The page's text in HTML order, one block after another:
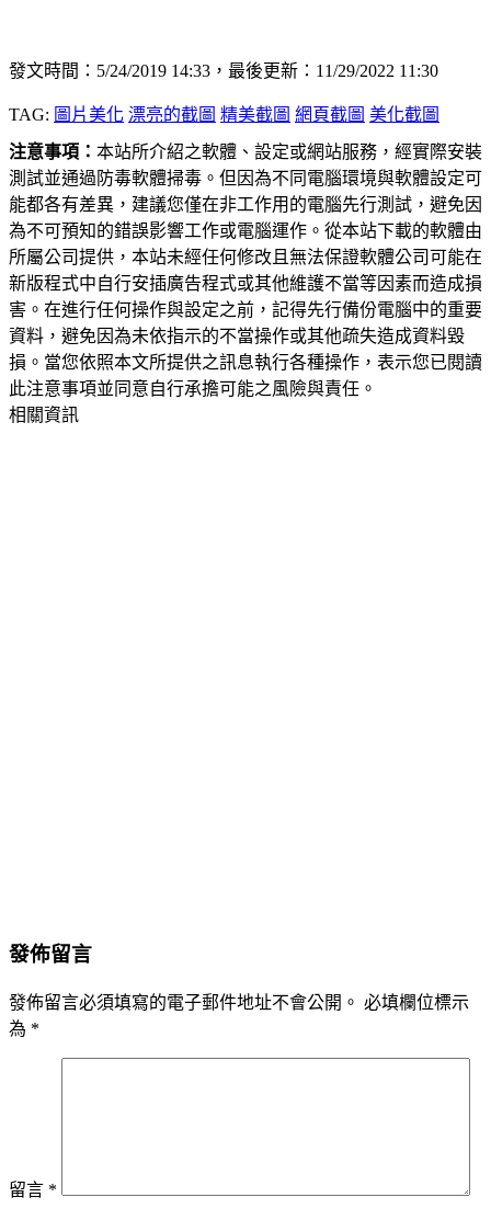
發文時間：5/24/2019 14:33，最後更新：11/29/2022 11:30
TAG: 圖片美化 漂亮的截圖 精美截圖 網頁截圖 美化截圖
注意事項： 本站所介紹之軟體、設定或網站服務，經實際安裝
測試並通過防毒軟體掃毒。但因為不同電腦環境與軟體設定可
能都各有差異，建議您僅在非工作用的電腦先行測試，避免因
為不可預知的錯誤影響工作或電腦運作。從本站下載的軟體由
所屬公司提供，本站未經任何修改且無法保證軟體公司可能在
新版程式中自行安插廣告程式或其他維護不當等因素而造成損
害。在進行任何操作與設定之前，記得先行備份電腦中的重要
資料，避免因為未依指示的不當操作或其他疏失造成資料毀
損。當您依照本文所提供之訊息執行各種操作，表示您已閱讀
此注意事項並同意自行承擔可能之風險與責任。
相關資訊
發佈留言
發佈留言必須填寫的電子郵件地址不會公開。 必填欄位標示
為 *
留言 *